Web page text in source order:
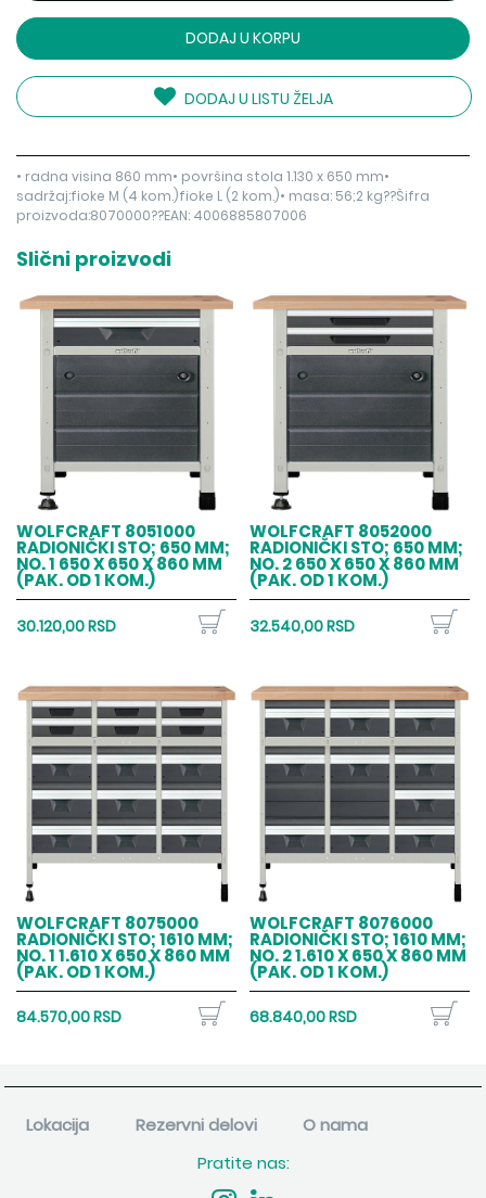
DODAJ U KORPU
DODAJ U LISTU ŽELJA
• radna visina 860 mm• površina stola 1.130 x 650 mm•
sadržaj:fioke M (4 kom.)fioke L (2 kom.)• masa: 56;2 kg??Šifra
proizvoda:8070000??EAN: 4006885807006
Slični proizvodi
WOLFCRAFT 8051000
RADIONIČKI STO; 650 MM;
NO. 1 650 X 650 X 860 MM
(PAK. OD 1 KOM.)
30.120,00 RSD
WOLFCRAFT 8052000
RADIONIČKI STO; 650 MM;
NO. 2 650 X 650 X 860 MM
(PAK. OD 1 KOM.)
32.540,00 RSD
WOLFCRAFT 8075000
RADIONIČKI STO; 1610 MM;
NO. 1 1.610 X 650 X 860 MM
(PAK. OD 1 KOM.)
84.570,00 RSD
WOLFCRAFT 8076000
RADIONIČKI STO; 1610 MM;
NO. 2 1.610 X 650 X 860 MM
(PAK. OD 1 KOM.)
68.840,00 RSD
Lokacija Rezervni delovi
O nama
Pratite nas: